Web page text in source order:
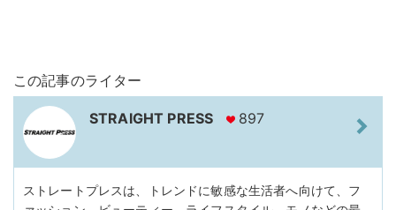
この記事のライター
STRAIGHT PRESS 897
ストレートプレスは、トレンドに敏感な生活者へ向けて、フ